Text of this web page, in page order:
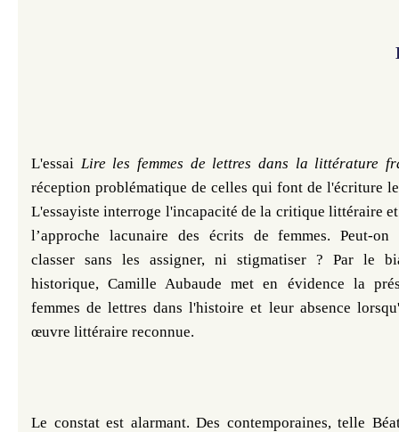
L'essai Lire les femmes de lettres dans la littérature
réception problématique de celles qui font de l'écriture
L'essayiste interroge l'incapacité de la critique littéraire
l’approche lacunaire des écrits de femmes. Peut-
classer sans les assigner, ni stigmatiser ? Par le
historique, Camille Aubaude met en évidence la
femmes de lettres dans l'histoire et leur absence
œuvre littéraire reconnue.
Le constat est alarmant. Des contemporaines, telle